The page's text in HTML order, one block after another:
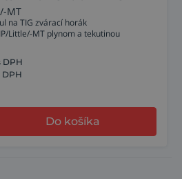
MT
na TIG zvárací horák
Little/-MT plynom a tekutinou
DPH
DPH
Do košíka